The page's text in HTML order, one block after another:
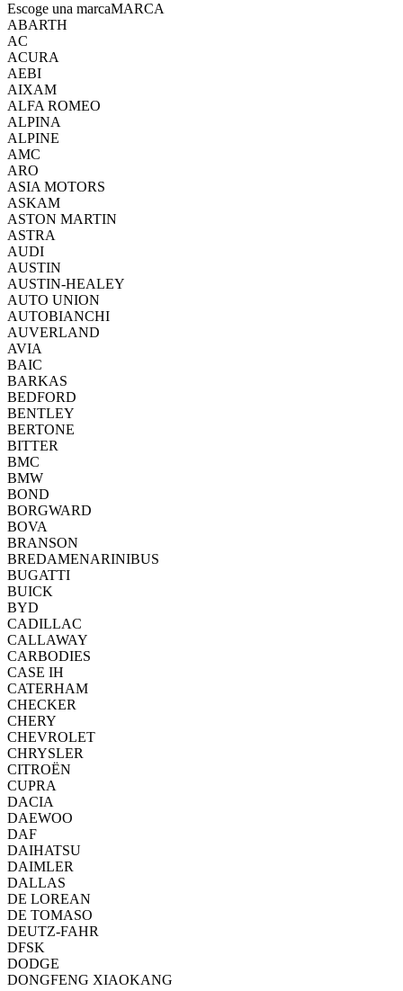
Escoge una marcaMARCA
ABARTH
AC
ACURA
AEBI
AIXAM
ALFA ROMEO
ALPINA
ALPINE
AMC
ARO
ASIA MOTORS
ASKAM
ASTON MARTIN
ASTRA
AUDI
AUSTIN
AUSTIN-HEALEY
AUTO UNION
AUTOBIANCHI
AUVERLAND
AVIA
BAIC
BARKAS
BEDFORD
BENTLEY
BERTONE
BITTER
BMC
BMW
BOND
BORGWARD
BOVA
BRANSON
BREDAMENARINIBUS
BUGATTI
BUICK
BYD
CADILLAC
CALLAWAY
CARBODIES
CASE IH
CATERHAM
CHECKER
CHERY
CHEVROLET
CHRYSLER
CITROËN
CUPRA
DACIA
DAEWOO
DAF
DAIHATSU
DAIMLER
DALLAS
DE LOREAN
DE TOMASO
DEUTZ-FAHR
DFSK
DODGE
DONGFENG XIAOKANG